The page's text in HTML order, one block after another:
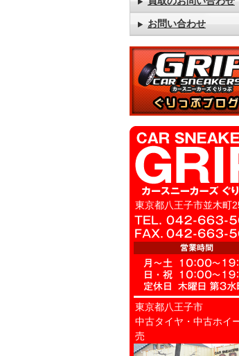
お問い合わせ
東京都八王子市並木町
東京都八王子市
中古タイヤ・中古ホイ
売